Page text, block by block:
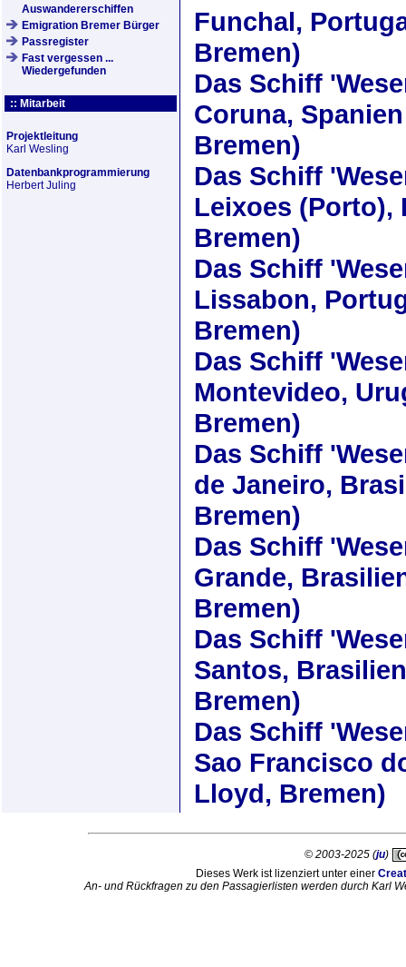
Auswandererschiffen
Emigration Bremer Bürger
Passregister
Fast vergessen ...
Wiedergefunden
:: Mitarbeit
Projektleitung
Karl Wesling
Datenbankprogrammierung
Herbert Juling
Funchal,
Bremen)
Das Schiff
Coruna,
Bremen)
Das Schiff
Leixoes (Porto),
Bremen)
Das Schiff
Lissabon,
Bremen)
Das Schiff
Montevideo,
Bremen)
Das Schiff
de Janeiro,
Bremen)
Das Schiff
Grande,
Bremen)
Das Schiff
Santos,
Bremen)
Das Schiff
Sao Francisco
Lloyd, Bremen)
© 2003-2025 (ju)
Dieses Werk ist lizenziert unter einer
An- und Rückfragen zu den Passagierlisten werden durch Karl